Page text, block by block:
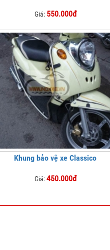
Giá: 550.000đ
Khung bảo vệ xe Classico
Giá:450.000đ